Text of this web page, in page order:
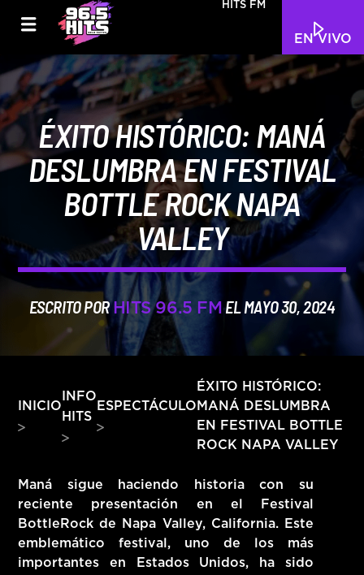
EN VIVO
HITS FM
HITS – 96.5 FM
HITS
ÉXITO HISTÓRICO: MANÁ
DESLUMBRA EN FESTIVAL
BOTTLE ROCK NAPA
VALLEY
ESCRITO POR HITS 96.5 FM EL MAYO 30, 2024
INICIO
INFO
HITS
ESPECTÁCULO
ÉXITO HISTÓRICO:
MANÁ DESLUMBRA
EN FESTIVAL BOTTLE
ROCK NAPA VALLEY
Maná sigue haciendo historia con su
reciente presentación en el Festival
BottleRock de Napa Valley, California. Este
emblemático festival, uno de los más
importantes en Estados Unidos, ha sido